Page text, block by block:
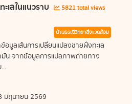
เลในแนวราบ
5821 total views
ด้านธรณีวิทยาสิ่งแวดล้อม
มูลเส้นการเปลี่ยนแปลงชายฝั่งทะเล
มัน จากข้อมูลการแปลภาพถ่ายทาง
มิถุนายน 2569